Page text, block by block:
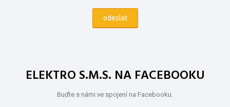
ELEKTRO S.M.S. NA FACEBOOKU
Buďte s námi ve spojení na Facebooku.